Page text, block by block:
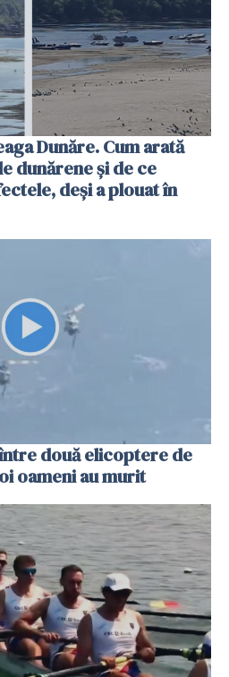
Dunăre. Cum arată
dunărene și de ce
deși a plouat în
două elicoptere de
oameni au murit